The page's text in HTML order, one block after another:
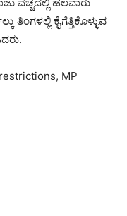
ವೆಚ್ಚದಲ್ಲಿ ಹಲವಾರು
ತಿಂಗಳಲ್ಲಿ ಕೈಗೆತ್ತಿಕೊಳ್ಳುವ
MP